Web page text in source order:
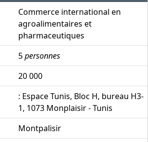
Commerce international en
agroalimentaires et
pharmaceutiques
5personnes
20 000
: Espace Tunis, Bloc H, bureau H3-
1, 1073 Monplaisir - Tunis
Montpalisir